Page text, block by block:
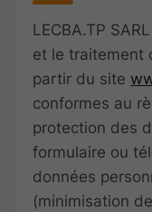
LECBA.TP
et le traitement
partir du site
conformes au
protection des
formulaire ou
données
(minimisation